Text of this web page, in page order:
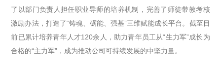
了以部门负责人担任职业导师的培养机制，完善了师徒带教考核
激励办法，打造了“铸魂、砺能、强基”三维赋能成长平台。截至目
前已累计培养青年人才120余人，助力青年员工从“生力军”成长为
合格的“主力军”，成为推动公司可持续发展的中坚力量。